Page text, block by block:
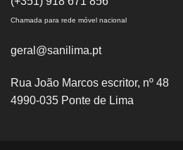
Chamada para rede móvel nacional
geral@sanilima.pt
Rua João Marcos escritor, nº 48
4990-035 Ponte de Lima